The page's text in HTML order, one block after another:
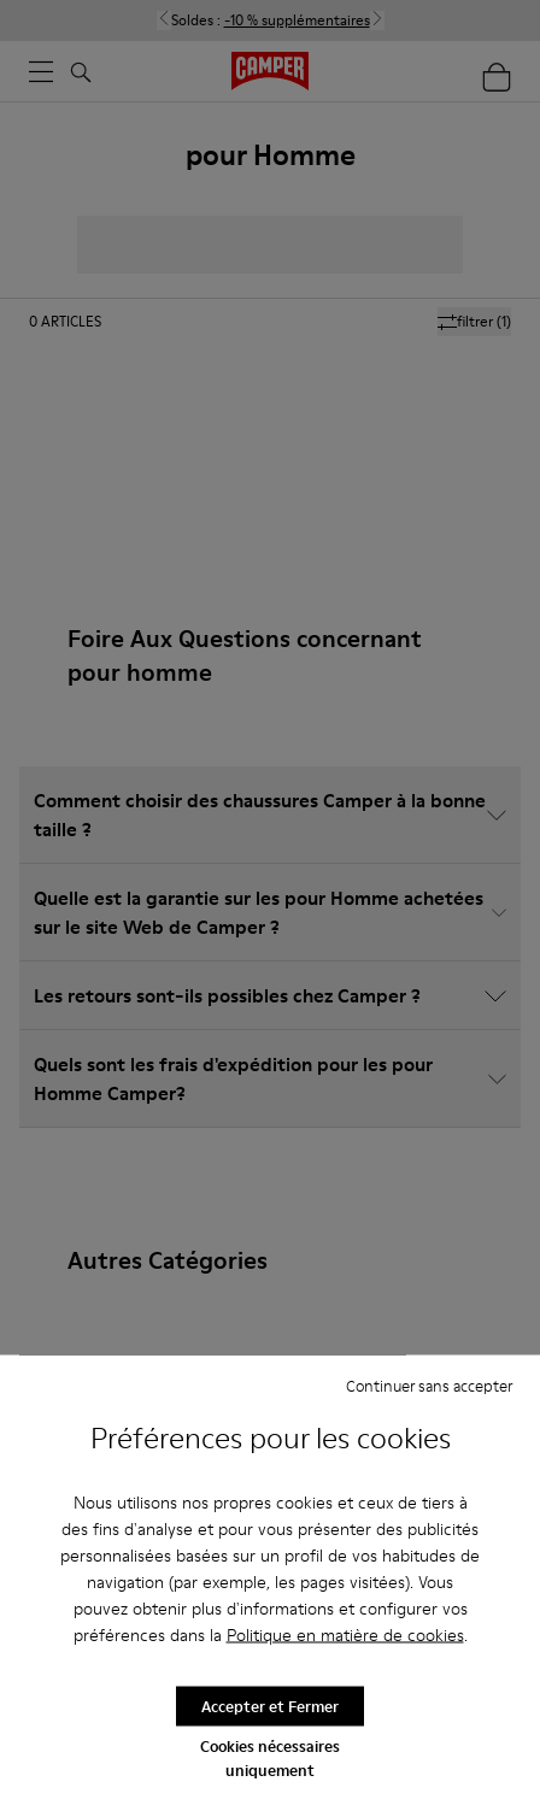
Préférences pour les cookies
Nous utilisons nos propres cookies et ceux de tiers à
des fins d'analyse et pour vous présenter des publicités
personnalisées basées sur un profil de vos habitudes de
navigation (par exemple, les pages visitées). Vous
pouvez obtenir plus d'informations et configurer vos
préférences dans la Politique en matière de cookies.
Cookies nécessaires
uniquement
Continuer sans accepter
Accepter et Fermer
Soldes : -10 % supplémentaires
pour Homme
filtrer(1)
0ARTICLES
Foire Aux Questions concernant
pour homme
Comment choisir des chaussures Camper à la bonne
taille ?
Quelle est la garantie sur les pour Homme achetées
sur le site Web de Camper ?
Les retours sont-ils possibles chez Camper ?
Quels sont les frais d'expédition pour les pour
Homme Camper?
Autres Catégories
Ballerines
Chaussures à lacets
Mocassins
Clogs
Chaussures casual
Baskets
Chaussons
Chaussures habillées
Chaussures à plateau
À talon